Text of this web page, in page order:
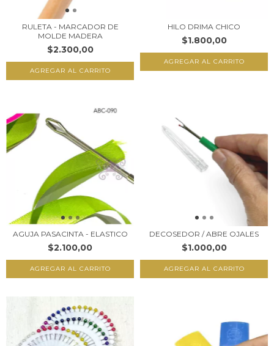
RULETA - MARCADOR DE
MOLDE MADERA
$2.300,00
HILO DRIMA CHICO
$1.800,00
AGUJA PASACINTA - ELASTICO
$2.100,00
DECOSEDOR / ABRE OJALES
$1.000,00